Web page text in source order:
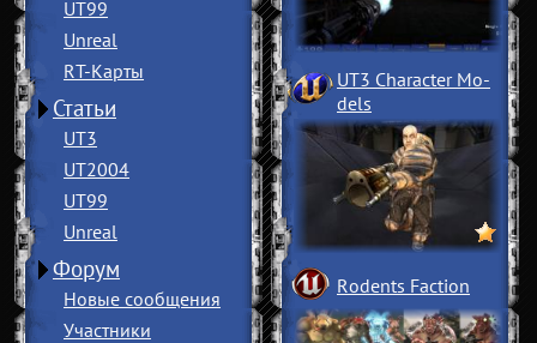
UT99
Unreal
RT-Карты
Статьи
UT3
UT2004
UT99
Unreal
Форум
Новые сообщения
Участники
UT3 Character Mo­
dels
Rodents Faction